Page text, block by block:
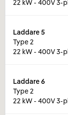
22 kW - 400V 3-
Laddare5
Type 2
22 kW - 400V 3-
Laddare6
Type 2
22 kW - 400V 3-